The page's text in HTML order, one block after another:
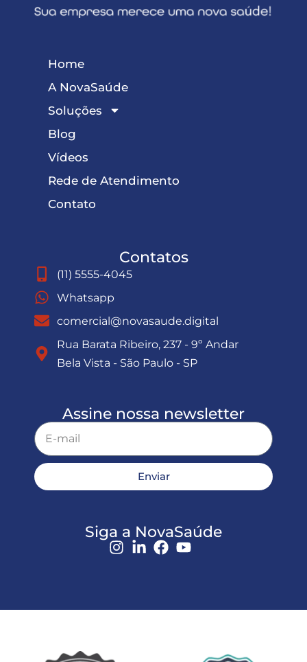
Home
A NovaSaúde
Soluções
Blog
Vídeos
Rede de Atendimento
Contato
Contatos
(11) 5555-4045
Whatsapp
comercial@novasaude.digital
Rua Barata Ribeiro, 237 - 9º Andar
Bela Vista - São Paulo - SP
Assine nossa newsletter
Enviar
Siga a NovaSaúde